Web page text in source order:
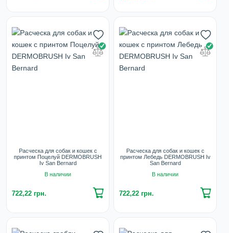
Расческа для собак и кошек с
принтом Поцелуй DERMOBRUSH
Iv San Bernard
В наличии
722,22 грн.
Расческа для собак и кошек с
принтом Лебедь DERMOBRUSH Iv
San Bernard
В наличии
722,22 грн.